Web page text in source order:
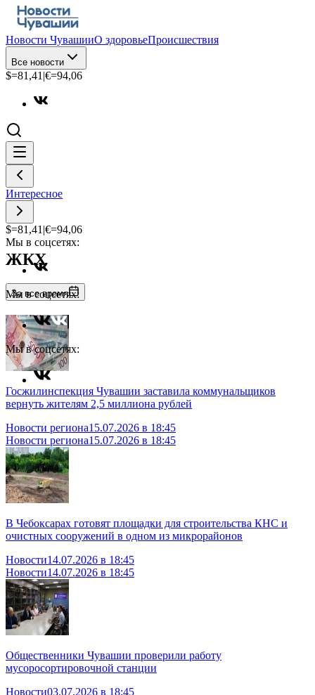
Новости ЧувашииО здоровьеПроисшествия
Все новости
$=81,41 |€=94,06
Интересное
$=81,41 |€=94,06
Мы в соцсетях:
Мы в соцсетях:
Мы в соцсетях:
ЖКХ
За все время
Госжилинспекция Чувашии заставила коммунальщиков
вернуть жителям 2,5 миллиона рублей
Новости региона15.07.2026 в 18:45
Новости региона15.07.2026 в 18:45
В Чебоксарах готовят площадки для строительства КНС и
очистных сооружений в одном из микрорайонов
Новости14.07.2026 в 18:45
Новости14.07.2026 в 18:45
Общественники Чувашии проверили работу
мусоросортировочной станции
Новости03.07.2026 в 18:45